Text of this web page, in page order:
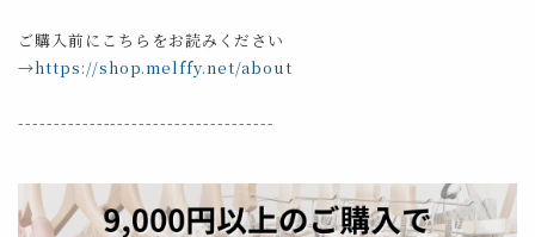
ご購入前にこちらをお読みください
→https://shop.melffy.net/about
------------------------------------